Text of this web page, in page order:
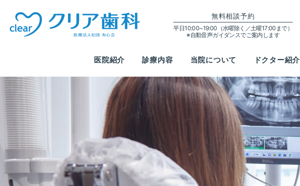
無料相談予約
平日10:00~19:00（水曜除く／土曜17:00まで）
※自動音声ガイダンスでご案内します
医院紹介 診療内容 当院について ドクター紹介